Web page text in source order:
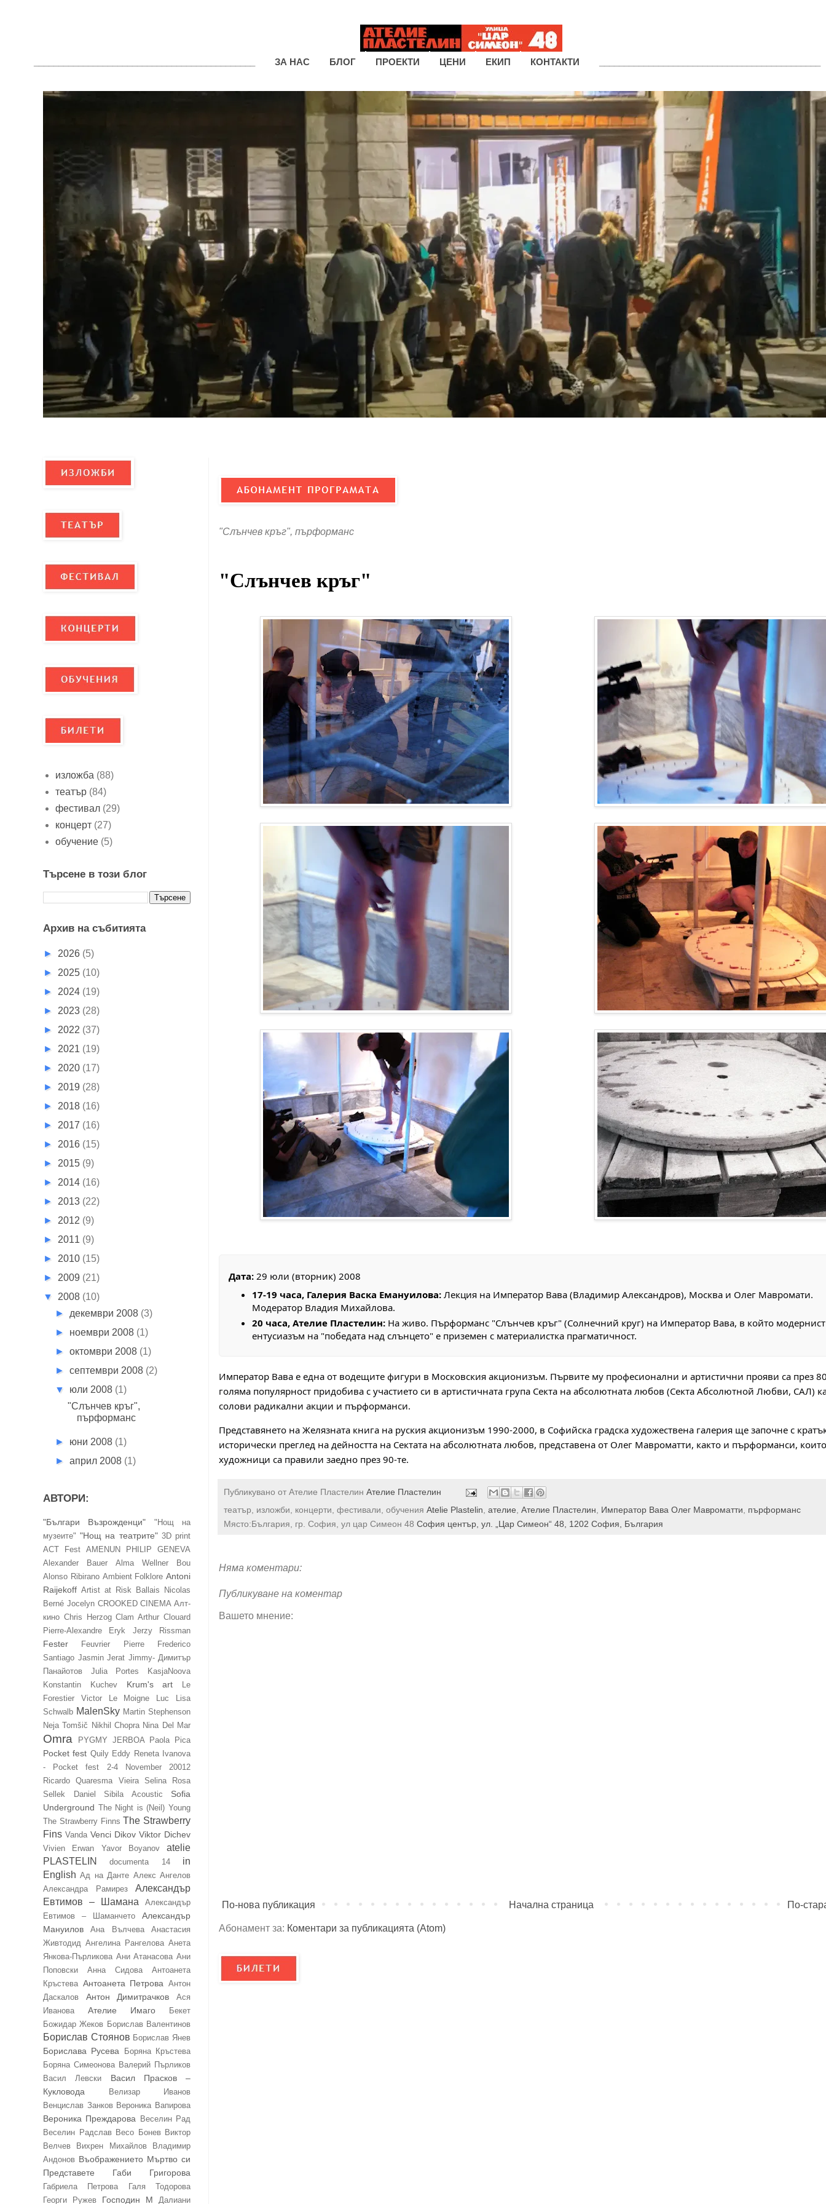
ЗА НАС БЛОГ ПРОЕКТИ ЦЕНИ ЕКИП КОНТАКТИ
"Слънчев кръг", пърформанс
"Слънчев кръг"
Дата: 29 юли (вторник) 2008
17-19 часа, Галерия Васка Емануилова:Лекция на Император Вава (Владимир Александров), Москва и Олег Мавромати.
Модератор Владия Михайлова.
20 часа, Ателие Пластелин:На живо. Пърформанс "Слънчев кръг" (Солнечний круг) на Император Вава, в който
ентусиазъм на "победата над слънцето" е приземен с материалистка прагматичност.
Император Вава е една от водещите фигури в Московския акционизъм. Първите му професионални и артистични прояви са през
голяма популярност придобива с участието си в артистичната група Секта на абсолютната любов (Секта Абсолютной Любви, САЛ)
солови радикални акции и пърформанси.
Представянето на Желязната книга на руския акционизъм 1990-2000, в Софийска градска художествена галерия ще започне с
исторически преглед на дейността на Сектата на абсолютната любов, представена от Олег Мавроматти, както и пърформанси,
художници са правили заедно през 90-те.
Публикувано от Ателие Пластелин Ателие Пластелин
театър, изложби, концерти, фестивали, обучения Atelie Plastelin, ателие, Ателие Пластелин, Император Вава Олег Мавроматти, пърформанс
Място:България, гр. София, ул цар Симеон 48 София център, ул. „Цар Симеон“ 48, 1202 София, България
Няма коментари:
Публикуване на коментар
Вашето мнение:
По-нова публикация По-
Начална страница
Абонамент за: Коментари за публикацията (Atom)
изложба (88)
театър (84)
фестивал (29)
концерт (27)
обучение (5)
Търсене в този блог
Архив на събитията
► 2026 (5)
► 2025 (10)
► 2024 (19)
► 2023 (28)
► 2022 (37)
► 2021 (19)
► 2020 (17)
► 2019 (28)
► 2018 (16)
► 2017 (16)
► 2016 (15)
► 2015 (9)
► 2014 (16)
► 2013 (22)
► 2012 (9)
► 2011 (9)
► 2010 (15)
► 2009 (21)
▼ 2008 (10)
► декември 2008 (3)
► ноември 2008 (1)
►октомври 2008 (1)
►септември 2008 (2)
▼ юли 2008 (1)
"Слънчев кръг",
пърформанс
► юни 2008 (1)
►април 2008 (1)
АВТОРИ:
"Българи Възрожденци"
"Нощ на
музеите" "Нощ на театрите" 3D print
ACT Fest AMENUN PHILIP GENEVA
Alexander Bauer
Alma Wellner Bou
Alonso Ribirano Ambient Folklore Antoni
Raijekoff Artist at Risk
Ballais Nicolas
Berné Jocelyn CROOKED CINEMA Алт-
кино Chris Herzog Clam Arthur Clouard
Pierre-Alexandre
Eryk Jerzy Rissman
Fester Feuvrier Pierre
Frederico
Santiago Jasmin Jerat Jimmy- Димитър
Панайотов
Julia Portes
KasjaNoova
Konstantin Kuchev
Krum's art
Le
Forestier Victor
Le Moigne Luc
Lisa
Schwalb MalenSky Martin Stephenson
Neja Tomšič Nikhil Chopra Nina Del Mar
Omra PYGMY JERBOA Paola Pica
Pocket fest Quily Eddy Reneta Ivanova
- Pocket fest 2-4 November 20012
Ricardo Quaresma Vieira
Selina Rosa
Sellek Daniel
Sibila Acoustic
Sofia
Underground The Night is (Neil) Young
The Strawberry Finns The Strawberry
Fins Vanda Venci Dikov Viktor Dichev
Vivien Erwan Yavor Boyanov
atelie
PLASTELIN
documenta 14
in
English Ад на Данте Алекс Ангелов
Александра Рамирез
Александър
Евтимов – Шамана
Александър
Евтимов – Шаманчето
Александър
Мануилов
Ана Вълчева
Анастасия
Живтодид Ангелина Рангелова Анета
Янкова-Пърликова Ани Атанасова Ани
Поповски
Анна Сидова
Антоанета
Кръстева Антоанета Петрова
Антон
Даскалов
Антон Димитрачков
Ася
Иванова
Ателие Имаго
Бекет
Божидар Жеков Борислав Валентинов
Борислав Стоянов Борислав Янев
Борислава Русева
Боряна Кръстева
Боряна Симеонова Валерий Пърликов
Васил Левски
Васил Прасков –
Кукловода
Велизар Иванов
Венцислав Занков Вероника Вапирова
Вероника Преждарова
Веселин Рад
Веселин Радслав Весо Бонев Виктор
Велчев
Вихрен Михайлов
Владимир
Андонов Въображението Мъртво си
Представете
Габи Григорова
Габриела Петрова
Галя Тодорова
Георги Ружев
Господин М Далиани